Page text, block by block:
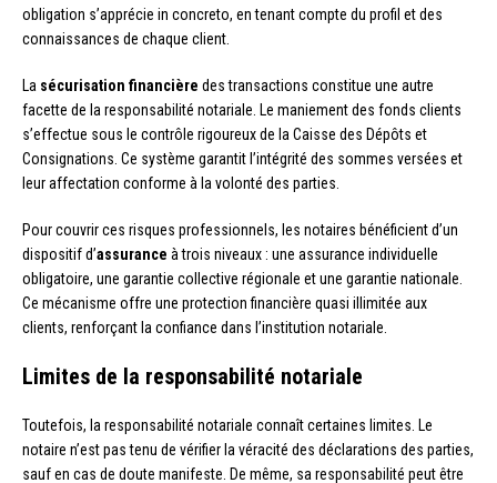
obligation s’apprécie in concreto, en tenant compte du profil et des
connaissances de chaque client.
La sécurisation financière des transactions constitue une autre
facette de la responsabilité notariale. Le maniement des fonds clients
s’effectue sous le contrôle rigoureux de la Caisse des Dépôts et
Consignations. Ce système garantit l’intégrité des sommes versées et
leur affectation conforme à la volonté des parties.
Pour couvrir ces risques professionnels, les notaires bénéficient d’un
dispositif d’assurance à trois niveaux : une assurance individuelle
obligatoire, une garantie collective régionale et une garantie nationale.
Ce mécanisme offre une protection financière quasi illimitée aux
clients, renforçant la confiance dans l’institution notariale.
Limites de la responsabilité notariale
Toutefois, la responsabilité notariale connaît certaines limites. Le
notaire n’est pas tenu de vérifier la véracité des déclarations des parties,
sauf en cas de doute manifeste. De même, sa responsabilité peut être